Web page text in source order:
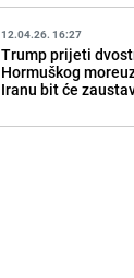
12.04.26. 16:27
Trump prijeti
Hormuškog
Iranu bit će